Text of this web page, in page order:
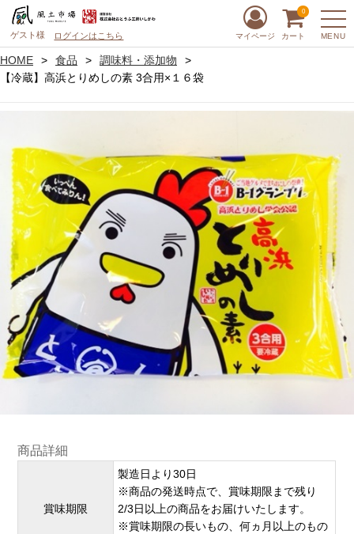
ゲスト様 ログインはこちら MENU
マイページ カート
0
HOME 食品
調味料・添加物
【冷蔵】高浜とりめしの素 3合用×１６袋
商品詳細
賞味期限
製造日より30日
※商品の発送時点で、賞味期限まで残り
2/3日以上の商品をお届けいたします。
※賞味期限の長いもの、何ヵ月以上のもの